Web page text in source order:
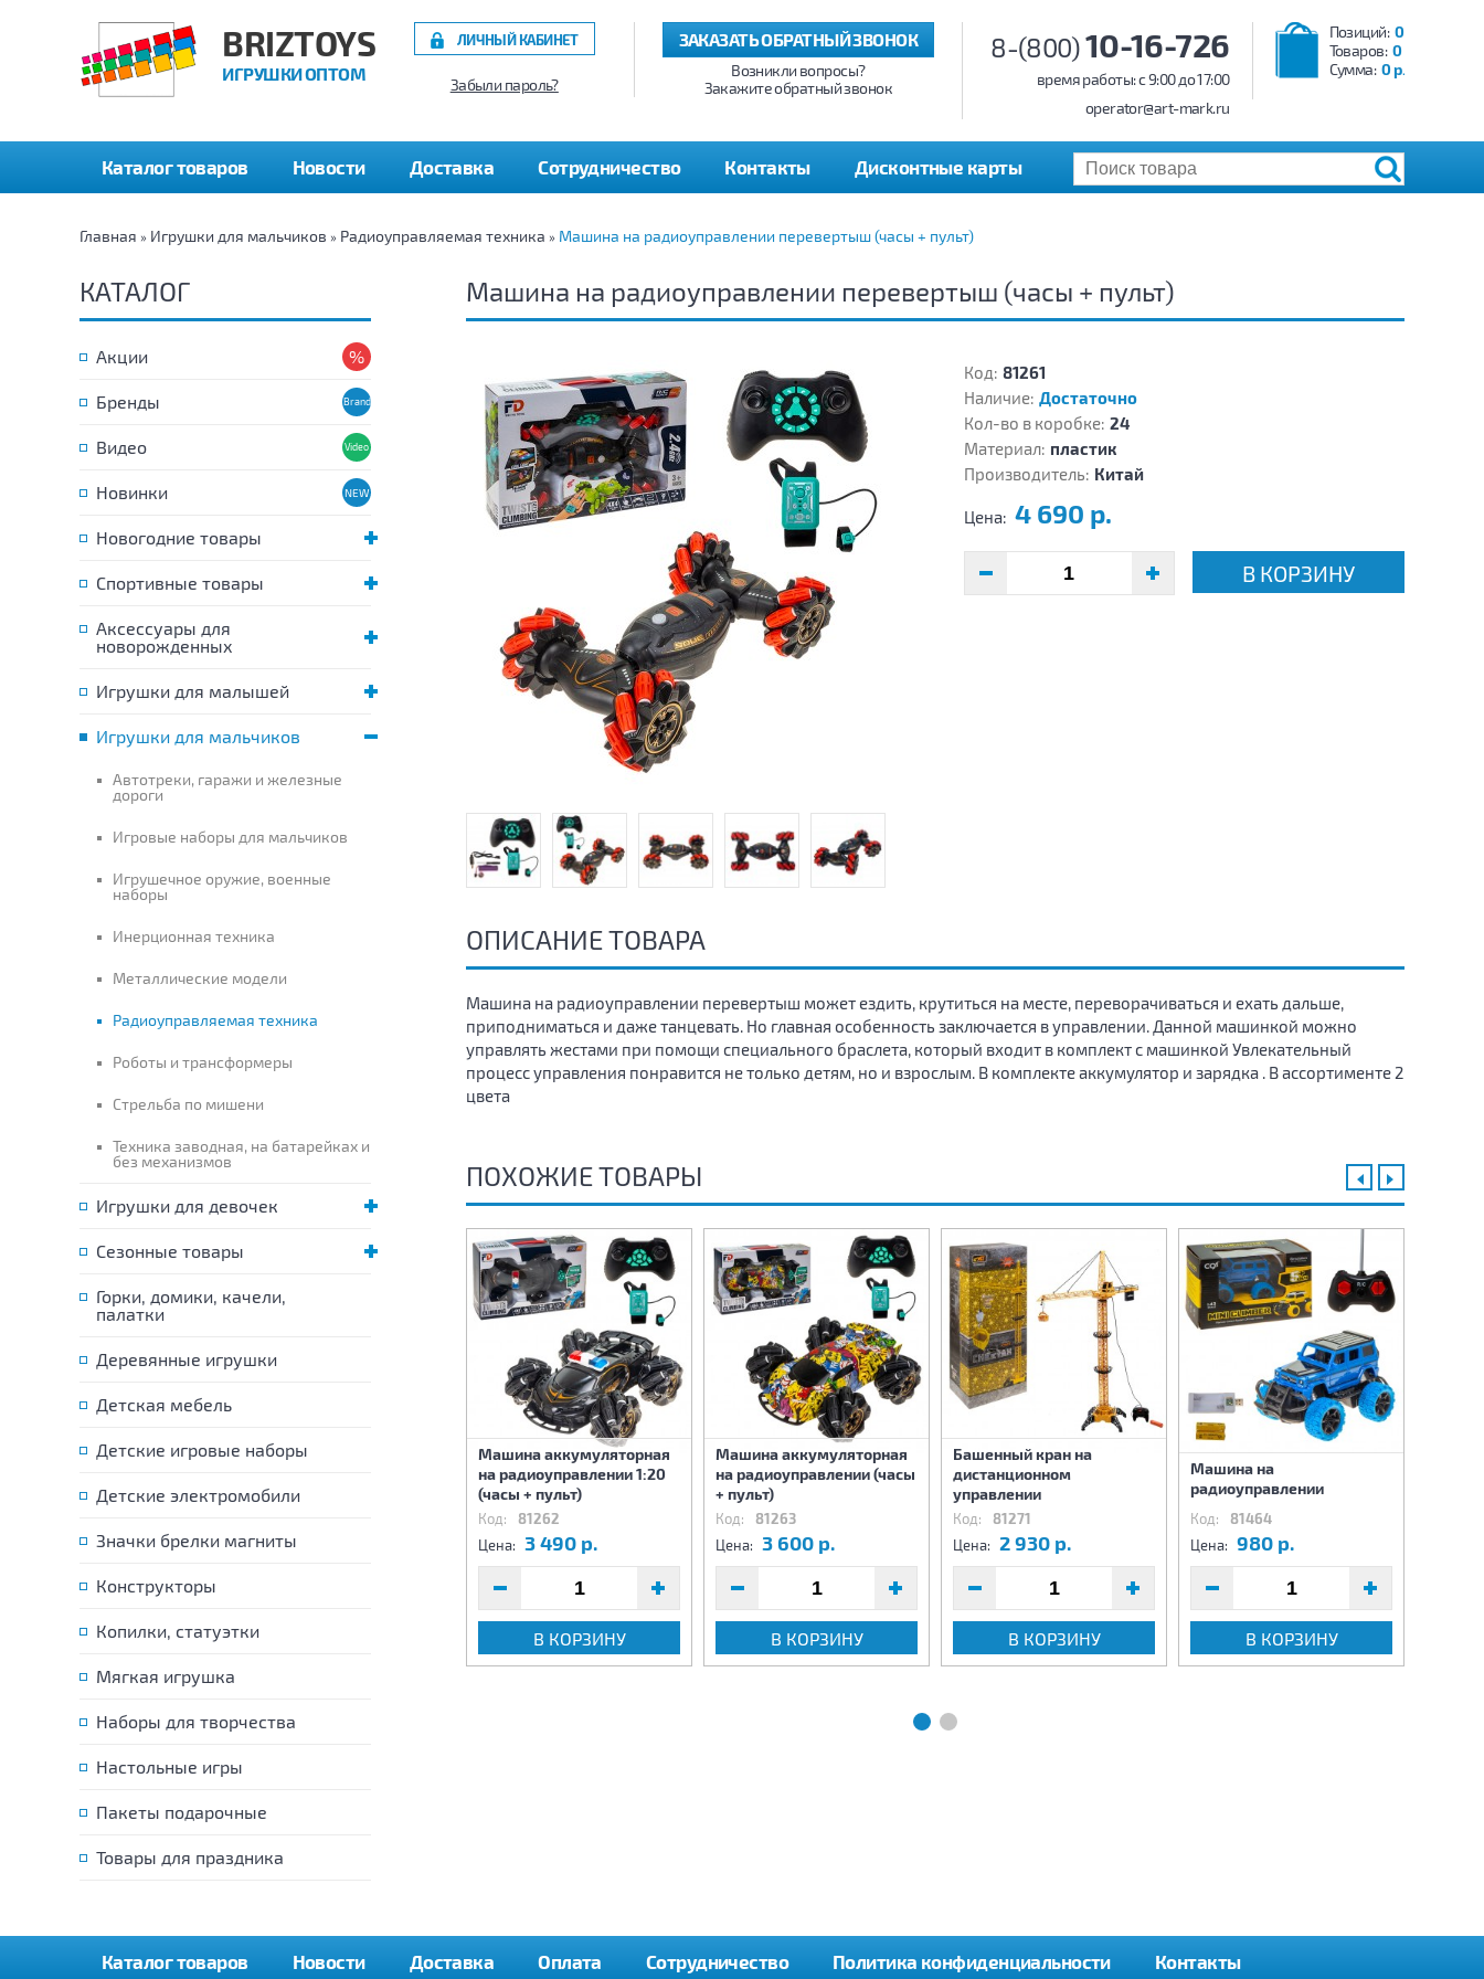
BRIZTOYS
ИГРУШКИ ОПТОМ
Позиций: 0
Товаров: 0
Сумма: 0 р.
8-(800)10-16-726
время работы: c 9:00 до 17:00
operator@art-mark.ru
ЗАКАЗАТЬ ОБРАТНЫЙ ЗВОНОК
Возникли вопросы?
Закажите обратный звонок
ЛИЧНЫЙ КАБИНЕТ
Забыли пароль?
Каталог товаров Новости Доставка Сотрудничество Контакты Дисконтные карты
Главная » Игрушки для мальчиков » Радиоуправляемая техника » Машина на радиоуправлении перевертыш (часы + пульт)
КАТАЛОГ
Акции
Бренды
Видео
Новинки
Новогодние товары
Спортивные товары
Аксессуары для
новорожденных
Игрушки для малышей
Игрушки для мальчиков
Автотреки, гаражи и железные
дороги
Игровые наборы для мальчиков
Игрушечное оружие, военные
наборы
Инерционная техника
Металлические модели
Радиоуправляемая техника
Роботы и трансформеры
Стрельба по мишени
Техника заводная, на батарейках и
без механизмов
Игрушки для девочек
Сезонные товары
Горки, домики, качели,
палатки
Деревянные игрушки
Детская мебель
Детские игровые наборы
Детские электромобили
Значки брелки магниты
Конструкторы
Копилки, статуэтки
Мягкая игрушка
Наборы для творчества
Настольные игры
Пакеты подарочные
Товары для праздника
Машина на радиоуправлении перевертыш (часы + пульт)
Код: 81261
Наличие: Достаточно
Кол-во в коробке: 24
Материал: пластик
Производитель: Китай
Цена: 4 690 р.
В КОРЗИНУ
ОПИСАНИЕ ТОВАРА
Машина на радиоуправлении перевертыш может ездить, крутиться на месте, переворачиваться и ехать дальше,
приподниматься и даже танцевать. Но главная особенность заключается в управлении. Данной машинкой можно
управлять жестами при помощи специального браслета, который входит в комплект с машинкой Увлекательный
процесс управления понравится не только детям, но и взрослым. В комплекте аккумулятор и зарядка . В ассортименте 2
цвета
ПОХОЖИЕ ТОВАРЫ
радиоуправлении
995 р.
В КОРЗИНУ
радиоуправлении
Цена: 1 990 р.
Машина аккумуляторная
на радиоуправлении 1:20
(часы + пульт)
Код: 81262
Цена: 3 490 р.
В КОРЗИНУ
Машина аккумуляторная
на радиоуправлении (часы
+ пульт)
Код: 81263
Цена: 3 600 р.
В КОРЗИНУ
Башенный кран на
дистанционном
управлении
Код: 81271
Цена: 2 930 р.
В КОРЗИНУ
Машина на
радиоуправлении
Код: 81464
Цена: 980 р.
В КОРЗИНУ
Каталог товаров Новости Доставка Оплата Сотрудничество Политика конфиденциальности Контакты